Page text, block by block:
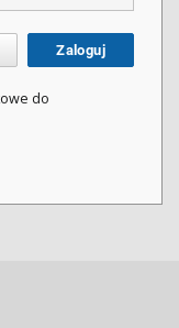
Zaloguj
do